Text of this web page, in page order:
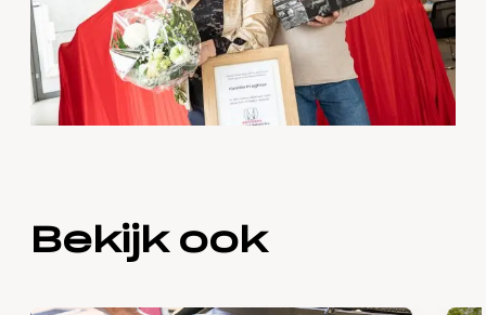
Bekijk ook